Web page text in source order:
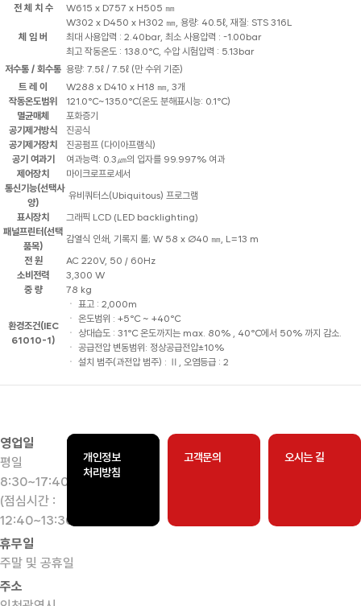
전 체 치 수
W615 x D757 x H505 ㎜
체 임 버
W302 x D450 x H302 ㎜, 용량: 40.5ℓ, 재질: STS 316L
최대 사용압력 : 2.40bar, 최소 사용압력 : -1.00bar
최고 작동온도 : 138.0℃, 수압 시험압력 : 5.13bar
저수통 / 회수통 용량: 7.5ℓ / 7.5ℓ (만 수위 기준)
트 레 이
W288 x D410 x H18 ㎜, 3개
작동온도범위
121.0℃~135.0℃(온도 분해표시능: 0.1℃)
멸균매체
포화증기
공기제거방식
진공식
공기제거장치
진공펌프 (다이아프램식)
공기 여과기
여과능력: 0.3㎛의 입자를 99.997% 여과
제어장치
마이크로프로세서
통신기능(선택사
양)
유비쿼터스(Ubiquitous) 프로그램
표시장치
그래픽 LCD (LED backlighting)
패널프린터(선택
품목)
감열식 인쇄, 기록지 롤; W 58 x Ø40 ㎜, L=13 m
전 원
AC 220V, 50 / 60Hz
소비전력
3,300 W
중 량
78 kg
환경조건(IEC
61010-1)
ㆍ 표고 : 2,000m
ㆍ 온도범위 : +5℃ ~ +40℃
ㆍ 상대습도 : 31℃ 온도까지는 max. 80% , 40℃에서 50% 까지 감소.
ㆍ 공급전압 변동범위: 정상공급전압±10%
ㆍ 설치 범주(과전압 범주) : Ⅱ, 오염등급 : 2
영업일
평일
8:30~17:40
(점심시간 :
12:40~13:30)
휴무일
주말 및 공휴일
주소
개인정보
처리방침
고객문의 오시는 길